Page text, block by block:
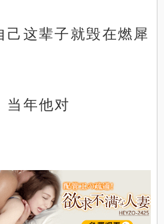
己这辈子就毁在燃犀
当年他对